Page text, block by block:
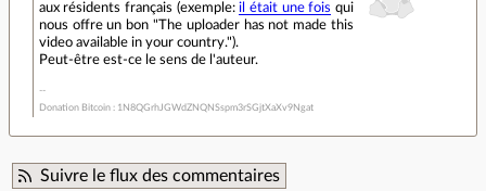
aux résidents français (exemple:il était une fois qui
nous offre un bon "The uploader has not made this
video available in your country.").
Peut-être est-ce le sens de l'auteur.
Donation Bitcoin : 1N8QGrhJGWdZNQNSspm3rSGjtXaXv9Ngat
Suivre le flux des commentaires